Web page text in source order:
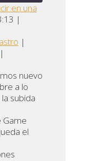
COMPARTIR
en una
|
|
nuevo
a lo
subida
Game
el